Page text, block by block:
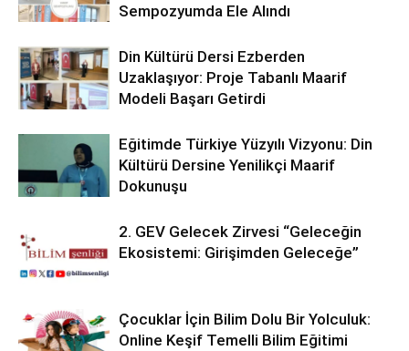
Sempozyumda Ele Alındı
Din Kültürü Dersi Ezberden
Uzaklaşıyor: Proje Tabanlı Maarif
Modeli Başarı Getirdi
Eğitimde Türkiye Yüzyılı Vizyonu: Din
Kültürü Dersine Yenilikçi Maarif
Dokunuşu
2. GEV Gelecek Zirvesi “Geleceğin
Ekosistemi: Girişimden Geleceğe”
Çocuklar İçin Bilim Dolu Bir Yolculuk:
Online Keşif Temelli Bilim Eğitimi